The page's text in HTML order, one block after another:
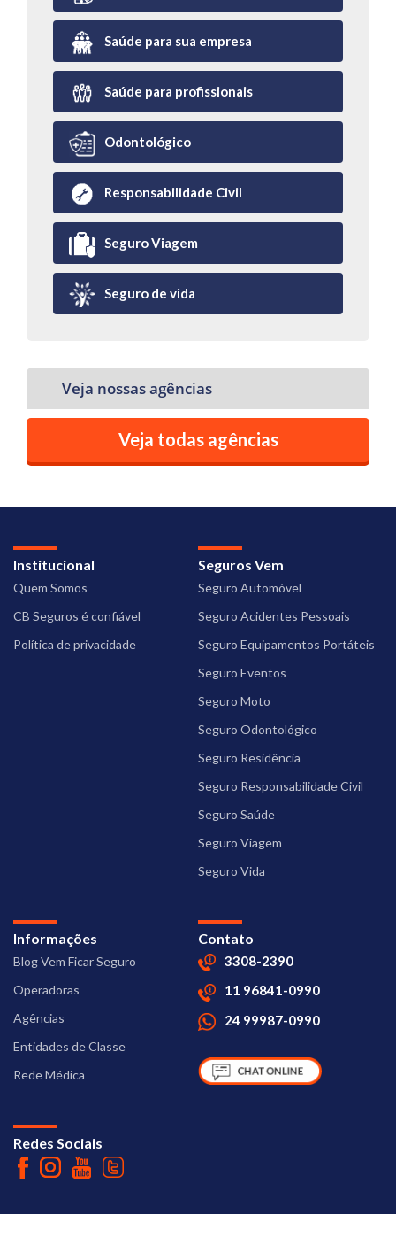
Saúde para sua empresa
Saúde para profissionais
Odontológico
Responsabilidade Civil
Seguro Viagem
Seguro de vida
Veja nossas agências
Veja todas agências
Institucional
Quem Somos
CB Seguros é confiável
Política de privacidade
Seguros Vem
Seguro Automóvel
Seguro Acidentes Pessoais
Seguro Equipamentos Portáteis
Seguro Eventos
Seguro Moto
Seguro Odontológico
Seguro Residência
Seguro Responsabilidade Civil
Seguro Saúde
Seguro Viagem
Seguro Vida
Informações
Blog Vem Ficar Seguro
Operadoras
Agências
Entidades de Classe
Rede Médica
Contato
3308-2390
11 96841-0990
24 99987-0990
Redes Sociais